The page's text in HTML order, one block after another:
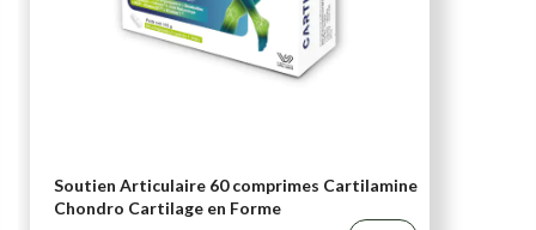
Soutien Articulaire 60 comprimes Cartilamine
Chondro Cartilage en Forme